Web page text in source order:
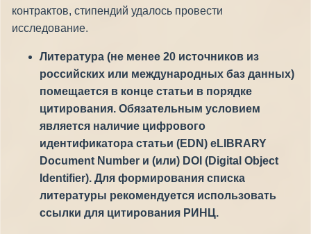
контрактов, стипендий удалось провести
исследование.
Литература (не менее 20 источников из
российских или международных баз данных)
помещается в конце статьи в порядке
цитирования. Обязательным условием
является наличие цифрового
идентификатора статьи (EDN) eLIBRARY
Document Number и (или) DOI (Digital Object
Identifier). Для формирования списка
литературы рекомендуется использовать
ссылки для цитирования РИНЦ.